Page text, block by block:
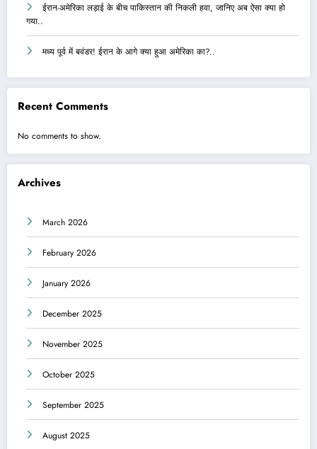
ईरान-अमेरिका लड़ाई के बीच पाकिस्तान की निकली हवा, जानिए अब ऐसा क्या हो
गया..
मध्य पूर्व में बवंडर! ईरान के आगे क्या हुआ अमेरिका का?..
Recent Comments
No comments to show.
Archives
March 2026
February 2026
January 2026
December 2025
November 2025
October 2025
September 2025
August 2025